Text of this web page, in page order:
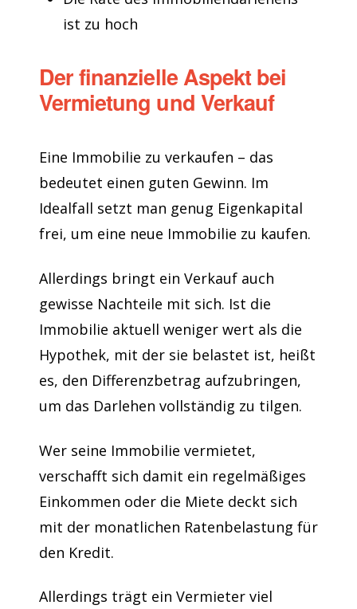
ist zu hoch
Der finanzielle Aspekt bei
Vermietung und Verkauf
Eine Immobilie zu verkaufen – das
bedeutet einen guten Gewinn. Im
Idealfall setzt man genug Eigenkapital
frei, um eine neue Immobilie zu kaufen.
Allerdings bringt ein Verkauf auch
gewisse Nachteile mit sich. Ist die
Immobilie aktuell weniger wert als die
Hypothek, mit der sie belastet ist, heißt
es, den Differenzbetrag aufzubringen,
um das Darlehen vollständig zu tilgen.
Wer seine Immobilie vermietet,
verschafft sich damit ein regelmäßiges
Einkommen oder die Miete deckt sich
mit der monatlichen Ratenbelastung für
den Kredit.
Allerdings trägt ein Vermieter viel